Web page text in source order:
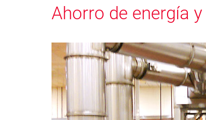
Ahorro de energía